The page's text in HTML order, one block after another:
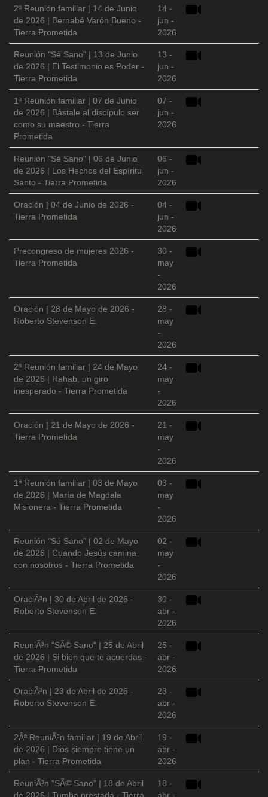
2ª Reunión familiar | 14 de Junio
de 2026 | Bernabé Varón Bueno -
Tierra Prometida
14 -
jun -
2026
Reunión "Sé Sano" | 13 de Junio
de 2026 | El Testimonio es Poder -
Tierra Prometida
13 -
jun -
2026
1ª Reunión familiar | 07 de Junio
de 2026 | Bástale al discípulo ser
como su maestro - Tierra
Prometida
07 -
jun -
2026
Reunión "Sé Sano" | 06 de Junio
de 2026 | Los Hechos del Espíritu
Santo - Tierra Prometida
06 -
jun -
2026
Oración | 04 de Junio de 2026 -
Tierra Prometida
04 -
jun -
2026
Precongreso de mujeres 2026 -
Tierra Prometida
30 -
may
-
2026
Oración | 28 de Mayo de 2026 -
Roberto Stevenson E.
28 -
may
-
2026
2ª Reunión familiar | 24 de Mayo
de 2026 | Rahab, un giro
inesperado - Tierra Prometida
24 -
may
-
2026
Oración | 21 de Mayo de 2026 -
Tierra Prometida
21 -
may
-
2026
1ª Reunión familiar | 03 de Mayo
de 2026 | María de Magdala
Misionera - Tierra Prometida
03 -
may
-
2026
Reunión "Sé Sano" | 02 de Mayo
de 2026 | Cuando Jesús camina
con nosotros - Tierra Prometida
02 -
may
-
2026
OraciÃ³n | 30 de Abril de 2026 -
Roberto Stevenson E.
30 -
abr -
2026
ReuniÃ³n "SÃ© Sano" | 25 de Abril
de 2026 | Si bien que te acuerdas -
Tierra Prometida
25 -
abr -
2026
OraciÃ³n | 23 de Abril de 2026 -
Roberto Stevenson E.
23 -
abr -
2026
2Âª ReuniÃ³n familiar | 19 de Abril
de 2026 | Dios siempre tiene un
plan - Tierra Prometida
19 -
abr -
2026
ReuniÃ³n "SÃ© Sano" | 18 de Abril
18 -